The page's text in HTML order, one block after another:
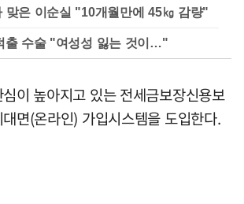
맞은 이순실 "10개월만에 45㎏ 감량"
출 수술 "여성성 잃는 것이…"
이 높아지고 있는 전세금보장신용보
면(온라인) 가입시스템을 도입한다.